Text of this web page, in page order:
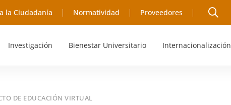
la Ciudadanía Normatividad Proveedores
Investigación Bienestar Universitario Internacionalización
DE EDUCACIÓN VIRTUAL